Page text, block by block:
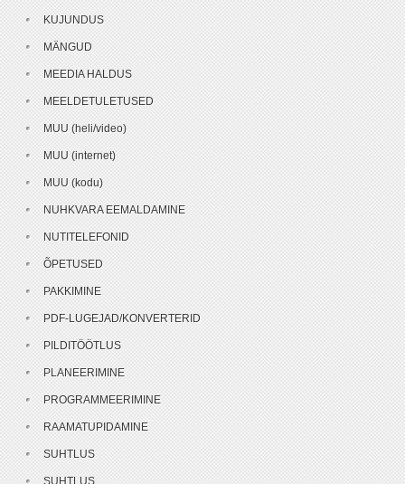
KUJUNDUS
MÄNGUD
MEEDIA HALDUS
MEELDETULETUSED
MUU (heli/video)
MUU (internet)
MUU (kodu)
NUHKVARA EEMALDAMINE
NUTITELEFONID
ÕPETUSED
PAKKIMINE
PDF-LUGEJAD/KONVERTERID
PILDITÖÖTLUS
PLANEERIMINE
PROGRAMMEERIMINE
RAAMATUPIDAMINE
SUHTLUS
SUHTLUS